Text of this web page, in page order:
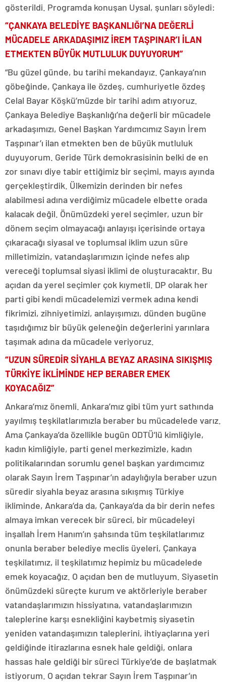
gösterildi. Programda konuşan Uysal, şunları söyledi:
“ÇANKAYA BELEDİYE BAŞKANLIĞI’NA DEĞERLİ
MÜCADELE ARKADAŞIMIZ İREM TAŞPINAR’I İLAN
ETMEKTEN BÜYÜK MUTLULUK DUYUYORUM”
“Bu güzel günde, bu tarihi mekandayız. Çankaya’nın
göbeğinde, Çankaya ile özdeş, cumhuriyetle özdeş
Celal Bayar Köşkü’müzde bir tarihi adım atıyoruz.
Çankaya Belediye Başkanlığı’na değerli bir mücadele
arkadaşımızı, Genel Başkan Yardımcımız Sayın İrem
Taşpınar’ı ilan etmekten ben de büyük mutluluk
duyuyorum. Geride Türk demokrasisinin belki de en
zor sınavı diye tabir ettiğimiz bir seçimi, mayıs ayında
gerçekleştirdik. Ülkemizin derinden bir nefes
alabilmesi adına verdiğimiz mücadele elbette orada
kalacak değil. Önümüzdeki yerel seçimler, uzun bir
dönem seçim olmayacağı anlayışı içerisinde ortaya
çıkaracağı siyasal ve toplumsal iklim uzun süre
milletimizin, vatandaşlarımızın içinde nefes alıp
vereceği toplumsal siyasi iklimi de oluşturacaktır. Bu
açıdan da yerel seçimler çok kıymetli. DP olarak her
parti gibi kendi mücadelemizi vermek adına kendi
fikrimizi, zihniyetimizi, anlayışımızı, dünden bugüne
taşıdığımız bir büyük geleneğin değerlerini yarınlara
taşımak adına da mücadele veriyoruz.
“UZUN SÜREDİR SİYAHLA BEYAZ ARASINA SIKIŞMIŞ
TÜRKİYE İKLİMİNDE HEP BERABER EMEK
KOYACAĞIZ”
Ankara’mız önemli. Ankara’mız gibi tüm yurt sathında
yayılmış teşkilatlarımızla beraber bu mücadelede varız.
Ama Çankaya’da özellikle bugün ODTÜ’lü kimliğiyle,
kadın kimliğiyle, parti genel merkezimizle, kadın
politikalarından sorumlu genel başkan yardımcımız
olarak Sayın İrem Taşpınar’ın adaylığıyla beraber uzun
süredir siyahla beyaz arasına sıkışmış Türkiye
ikliminde, Ankara’da da, Çankaya’da da bir derin nefes
almaya imkan verecek bir süreci, bir mücadeleyi
inşallah İrem Hanım’ın şahsında tüm teşkilatlarımız
onunla beraber belediye meclis üyeleri, Çankaya
teşkilatımız, il teşkilatımız hepimiz bu mücadelede
emek koyacağız. O açıdan ben de mutluyum. Siyasetin
önümüzdeki süreçte kurum ve aktörleriyle beraber
vatandaşlarımızın hissiyatına, vatandaşlarımızın
taleplerine karşı esnekliğini kaybetmiş siyasetin
yeniden vatandaşımızın taleplerini, ihtiyaçlarına yeri
geldiğinde itirazlarına esnek hale geldiği, onlara
hassas hale geldiği bir süreci Türkiye’de de başlatmak
istiyorum. O açıdan tekrar Sayın İrem Taşpınar’ın